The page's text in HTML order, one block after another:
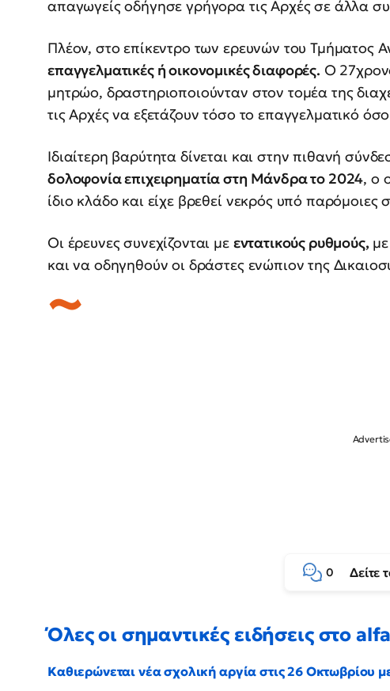
απαγωγείς οδήγησε γρήγορα τις Αρχές σε άλλα
Πλέον, στο επίκεντρο των ερευνών του Τμήματος
επαγγελματικές ή οικονομικές διαφορές. Ο
μητρώο, δραστηριοποιούνταν στον τομέα της
τις Αρχές να εξετάζουν τόσο το επαγγελματικό
Ιδιαίτερη βαρύτητα δίνεται και στην πιθανή
δολοφονία επιχειρηματία στη Μάνδρα το 2024, ο
ίδιο κλάδο και είχε βρεθεί νεκρός υπό παρόμοιες
Οι έρευνες συνεχίζονται με εντατικούς ρυθμούς,
και να οδηγηθούν οι δράστες ενώπιον της
0 Δείτε
Όλες οι σημαντικές ειδήσεις στο
Καθιερώνεται νέα σχολική αργία στις 26 Οκτωβρίου